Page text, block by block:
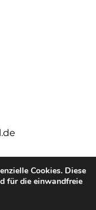
Cookies. Diese
für die einwandfreie